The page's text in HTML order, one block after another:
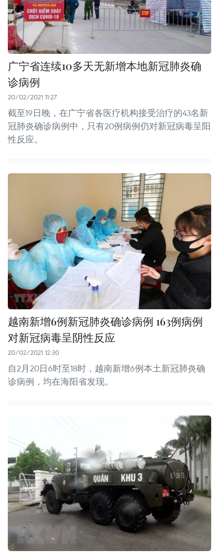
广宁省连续10多天无新增本地新冠肺炎确
诊病例
20/02/2021 11:27
截至19日晚，在广宁省各医疗机构接受治疗的43名新
冠肺炎确诊病例中，只有20例病例仍对新冠病毒呈阳
性反应。
越南新增6例新冠肺炎确诊病例 163例病例
对新冠病毒呈阴性反应
20/02/2021 12:30
自2月20日6时至18时，越南新增6例本土新冠肺炎确
诊病例，均在海阳省发现。